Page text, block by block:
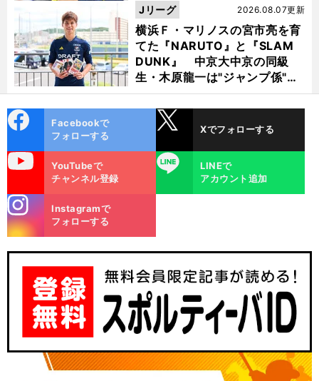
横浜Ｆ・マリノスの宮市亮を育
てた『NARUTO』と『SLAM
DUNK』 中京大中京の同級
生・木原龍一は"ジャンプ係"だ
った
2026.08.07更新
Jリーグ
ok
Facebookで
フォローする
Xでフォローする
YouTubeで
チャンネル登録
LINE
LINEで
アカウント追加
m
Instagramで
フォローする